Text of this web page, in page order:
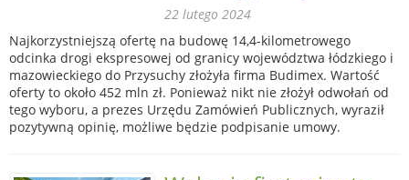
22 lutego 2024
Najkorzystniejszą ofertę na budowę 14,4-kilometrowego
odcinka drogi ekspresowej od granicy województwa łódzkiego i
mazowieckiego do Przysuchy złożyła firma Budimex. Wartość
oferty to około 452 mln zł. Ponieważ nikt nie złożył odwołań od
tego wyboru, a prezes Urzędu Zamówień Publicznych, wyraził
pozytywną opinię, możliwe będzie podpisanie umowy.